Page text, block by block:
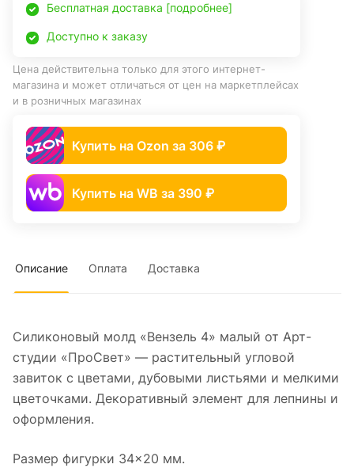
Бесплатная доставка [подробнее]
Доступно к заказу
Цена действительна только для этого интернет-
магазина и может отличаться от цен на маркетплейсах
и в розничных магазинах
Купить на Ozon за 306 ₽
Купить на WB за 390 ₽
Описание Оплата Доставка
Силиконовый молд «Вензель 4» малый от Арт-
студии «ПроСвет» — растительный угловой
завиток с цветами, дубовыми листьями и мелкими
цветочками. Декоративный элемент для лепнины и
оформления.
Размер фигурки 34×20 мм.